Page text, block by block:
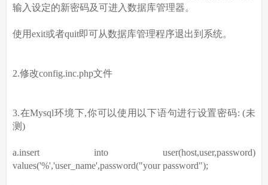
输入设定的新密码及可进入数据库管理器。
使用exit或者quit即可从数据库管理程序退出到系统。
2.修改config.inc.php文件
3.在Mysql环境下,你可以使用以下语句进行设置密码: (未
测)
a.insert into user(host,user,password)
values('%','user_name',password("your password");